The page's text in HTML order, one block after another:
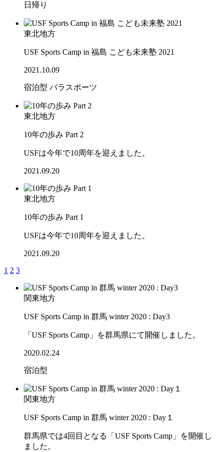
日帰り
東北地方
USF Sports Camp in 福島 こども未来塾 2021
2021.10.09
宿泊型 パラスポーツ
東北地方
10年の歩み Part 2
USFは今年で10周年を迎えました。
2021.09.20
東北地方
10年の歩み Part 1
USFは今年で10周年を迎えました。
2021.09.20
1 2 3
関東地方
USF Sports Camp in 群馬 winter 2020 : Day3
「USF Sports Camp」を群馬県にて開催しました。
2020.02.24
宿泊型
関東地方
USF Sports Camp in 群馬 winter 2020 : Day１
群馬県では4回目となる「USF Sports Camp」を開催し
ました。